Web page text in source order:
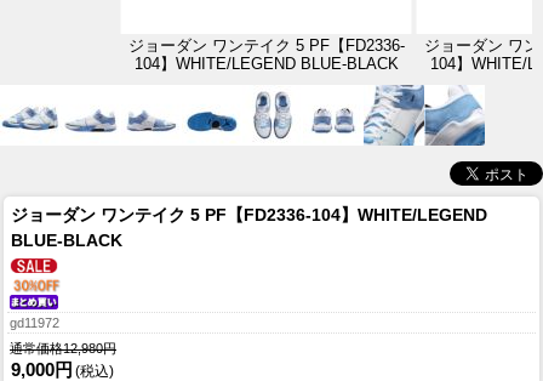
ジョーダン ワンテイク 5 PF【FD2336-
104】WHITE/LEGEND BLUE-BLACK
ジョーダン ワ
104】WHITE/
ジョーダン ワンテイク 5 PF【FD2336-104】WHITE/LEGEND
BLUE-BLACK
gd11972
通常価格12,980円
9,000円 (税込)